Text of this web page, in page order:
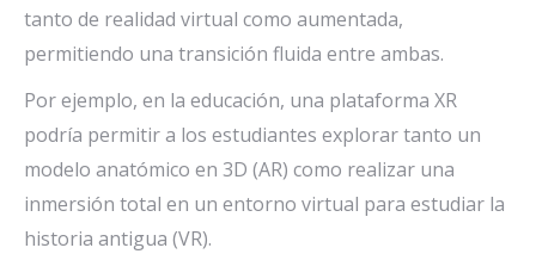
tanto de realidad virtual como aumentada,
permitiendo una transición fluida entre ambas.
Por ejemplo, en la educación, una plataforma XR
podría permitir a los estudiantes explorar tanto un
modelo anatómico en 3D (AR) como realizar una
inmersión total en un entorno virtual para estudiar la
historia antigua (VR).